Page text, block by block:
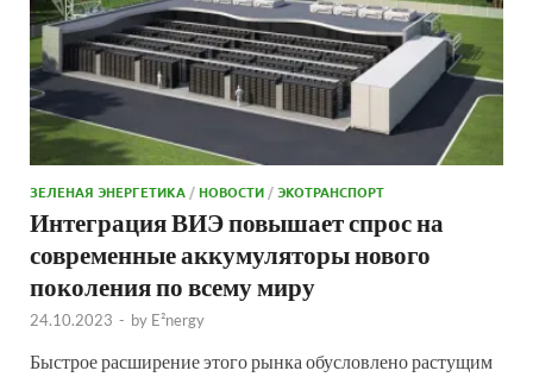
ЗЕЛЕНАЯ ЭНЕРГЕТИКА/НОВОСТИ/ЭКОТРАНСПОРТ
Интеграция ВИЭ повышает спрос на
современные аккумуляторы нового
поколения по всему миру
24.10.2023 - by E²nergy
Быстрое расширение этого рынка обусловлено растущим